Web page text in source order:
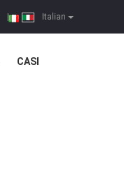
Italian
|
CASI